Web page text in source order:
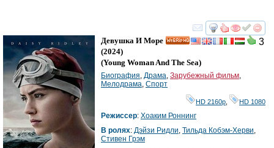
смотреть
3
Девушка И Море
(2024)
(Young Woman And The Sea)
Биография Драма Зарубежный фильм
Мелодрама Спорт
HD 2160р HD 1080
Режиссер: Хоаким Роннинг
В ролях: Дэйзи Ридли Тильда Кобэм-Херви
Стивен Грэм